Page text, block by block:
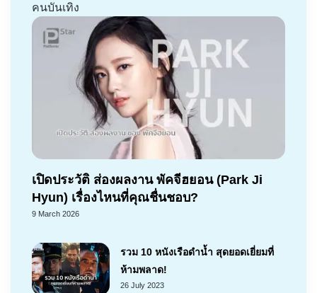
คนบันเทิง
เปิดประวัติ ส่องผลงาน พัคจีฮยอน (Park Ji
Hyun) เรื่องไหนที่คุณชื่นชอบ?
9 March 2026
รวม 10 หนังเรือดำน้ำ สุดยอดเยี่ยมที่
ห้ามพลาด!
26 July 2023